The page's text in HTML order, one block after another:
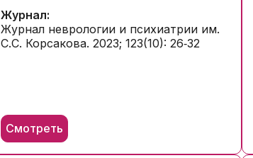
Журнал:
Журнал неврологии и психиатрии им.
С.С. Корсакова. 2023; 123(10): 26‑32
Смотреть